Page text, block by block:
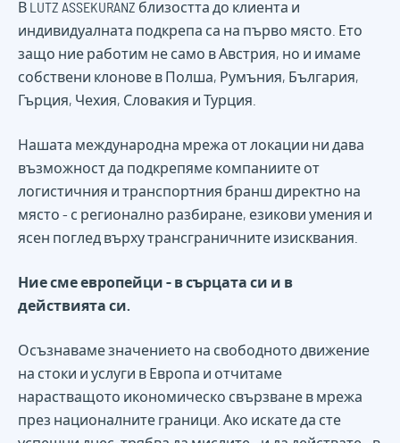
В LUTZ ASSEKURANZ близостта до клиента и
индивидуалната подкрепа са на първо място. Ето
защо ние работим не само в Австрия, но и имаме
собствени клонове в Полша, Румъния, България,
Гърция, Чехия, Словакия и Турция.
Нашата международна мрежа от локации ни дава
възможност да подкрепяме компаниите от
логистичния и транспортния бранш директно на
място - с регионално разбиране, езикови умения и
ясен поглед върху трансграничните изисквания.
Ние сме европейци - в сърцата си и в
действията си.
Осъзнаваме значението на свободното движение
на стоки и услуги в Европа и отчитаме
нарастващото икономическо свързване в мрежа
през националните граници. Ако искате да сте